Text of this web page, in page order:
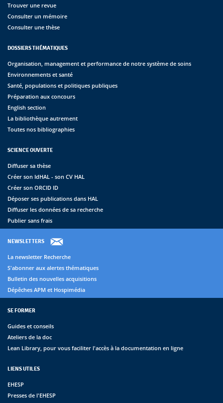
Trouver une revue
Consulter un mémoire
Consulter une thèse
DOSSIERS THÉMATIQUES
Organisation, management et performance de notre système de soins
Environnements et santé
Santé, populations et politiques publiques
Préparation aux concours
English section
La bibliothèque autrement
Toutes nos bibliographies
SCIENCE OUVERTE
Diffuser sa thèse
Créer son IdHAL - son CV HAL
Créer son ORCID ID
Déposer ses publications dans HAL
Diffuser les données de sa recherche
Publier sans frais
NEWSLETTERS
La newsletter Recherche
S'abonner aux alertes thématiques
Bulletin des nouvelles acquisitions
Dépêches APM et Hospimédia
SE FORMER
Guides et conseils
Ateliers de la doc
Lean Library, pour vous faciliter l'accès à la documentation en ligne
LIENS UTILES
EHESP
Presses de l'EHESP